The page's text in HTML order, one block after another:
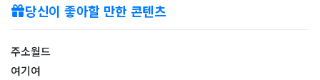
당신이 좋아할 만한 콘텐츠
주소월드
여기여